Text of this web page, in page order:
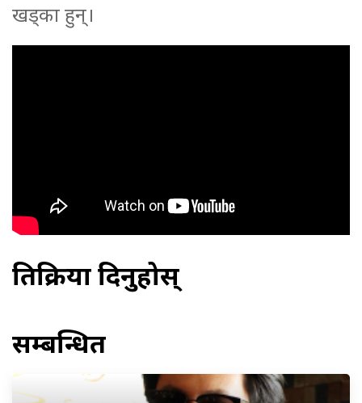
खड्का हुन्।
प्रतिक्रिया दिनुहोस्
सम्बन्धित